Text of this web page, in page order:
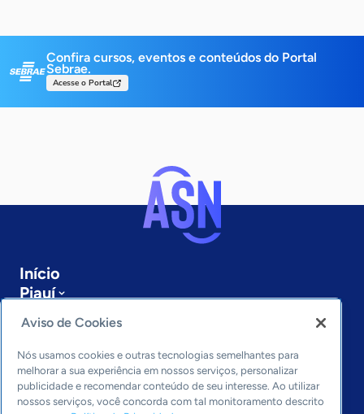
Confira cursos, eventos e conteúdos do Portal
Sebrae.
Acesse o Portal
Início
Piauí
Sobre a ASN
Últimas notícias
Entre em contato
Editorias
Economia & Política
Aviso de Cookies
Nós usamos cookies e outras tecnologias semelhantes para
melhorar a sua experiência em nossos serviços, personalizar
publicidade e recomendar conteúdo de seu interesse. Ao utilizar
nossos serviços, você concorda com tal monitoramento descrito